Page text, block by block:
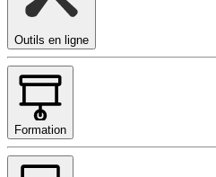
Outils en ligne
Formation